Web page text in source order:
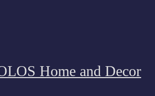
Home and Decor